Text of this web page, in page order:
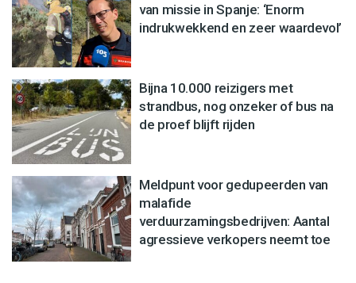
van missie in Spanje: ‘Enorm
indrukwekkend en zeer waardevol’
Bijna 10.000 reizigers met
strandbus, nog onzeker of bus na
de proef blijft rijden
Meldpunt voor gedupeerden van
malafide
verduurzamingsbedrijven: Aantal
agressieve verkopers neemt toe